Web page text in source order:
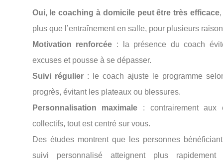
Oui, lecoachingà domicile peutêtretrès efficace
plus que l’entraînementen salle, pour plusieurs
Motivation renforcée : la présence ducoach
excuses et pousse à se dépasser.
Suivi régulier: le coach ajuste le programme
progrès, évitant les plateaux ou blessures.
Personnalisation maximale : contrairementaux
collectifs, toutestcentré sur vous.
Des études montrent que les personnes
suivi personnalisé atteignent plus